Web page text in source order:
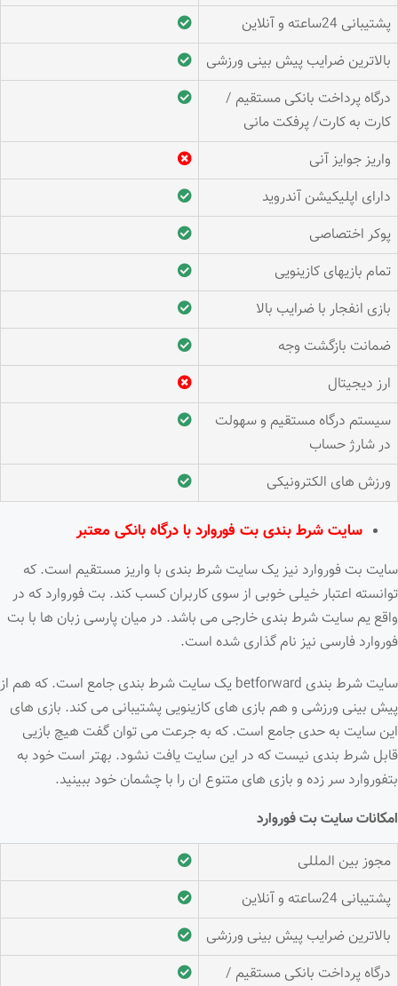
پشتیبانی 24ساعته و آنلاین
بالاترین ضرایب پیش بینی ورزشی
درگاه پرداخت بانکی مستقیم /
کارت به کارت/ پرفکت مانی
واریز جوایز آنی
دارای اپلیکیشن آندروید
پوکر اختصاصی
تمام بازیهای کازینویی
بازی انفجار با ضرایب بالا
ضمانت بازگشت وجه
ارز دیجیتال
سیستم درگاه مستقیم و سهولت
در شارژ حساب
ورزش های الکترونیکی
سایت شرط بندی بت فوروارد با درگاه بانکی معتبر
سایت بت فوروارد نیز یک سایت شرط بندی با واریز مستقیم است. که
توانسته اعتبار خیلی خوبی از سوی کاربران کسب کند. بت فوروارد که در
واقع یم سایت شرط بندی خارجی می باشد. در میان پارسی زبان ها با بت
فوروارد فارسی نیز نام گذاری شده است.
سایت شرط بندی betforward یک سایت شرط بندی جامع است. که هم از
پیش بینی ورزشی و هم بازی های کازینویی پشتیبانی می کند. بازی های
این سایت به حدی جامع است. که به جرعت می توان گفت هیچ بازیی
قابل شرط بندی نیست که در این سایت یافت نشود. بهتر است خود به
بتفوروارد سر زده و بازی های متنوع ان را با چشمان خود ببینید.
امکانات سایت بت فوروارد
مجوز بین المللی
پشتیبانی 24ساعته و آنلاین
بالاترین ضرایب پیش بینی ورزشی
درگاه پرداخت بانکی مستقیم /